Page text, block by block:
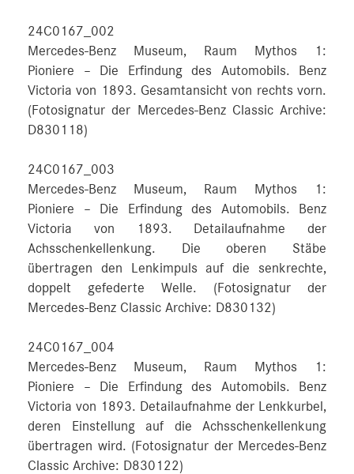
24C0167_002
Mercedes-Benz Museum, Raum Mythos 1:
Pioniere – Die Erfindung des Automobils. Benz
Victoria von 1893. Gesamtansicht von rechts vorn.
(Fotosignatur der Mercedes-Benz Classic Archive:
D830118)
24C0167_003
Mercedes-Benz Museum, Raum Mythos 1:
Pioniere – Die Erfindung des Automobils. Benz
Victoria von 1893. Detailaufnahme der
Achsschenkellenkung. Die oberen Stäbe
übertragen den Lenkimpuls auf die senkrechte,
doppelt gefederte Welle. (Fotosignatur der
Mercedes-Benz Classic Archive: D830132)
24C0167_004
Mercedes-Benz Museum, Raum Mythos 1:
Pioniere – Die Erfindung des Automobils. Benz
Victoria von 1893. Detailaufnahme der Lenkkurbel,
deren Einstellung auf die Achsschenkellenkung
übertragen wird. (Fotosignatur der Mercedes-Benz
Classic Archive: D830122)